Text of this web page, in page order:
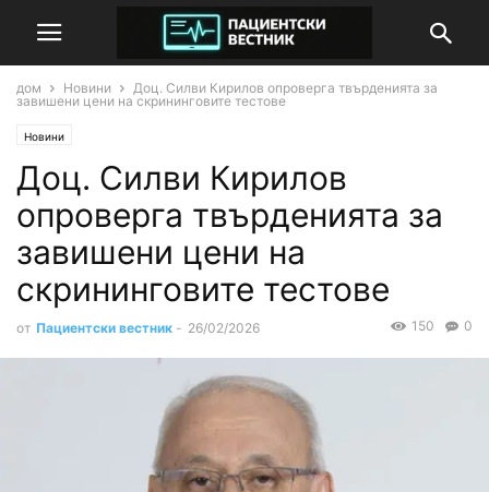
дом Новини
Доц. Силви Кирилов опроверга твърденията за
завишени цени на скрининговите тестове
Новини
Доц. Силви Кирилов
опроверга твърденията за
завишени цени на
скрининговите тестове
от Пациентски вестник - 26/02/2026 0
150